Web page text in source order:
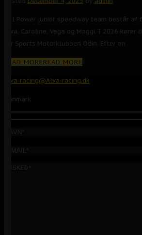
Girl Power junior speedway team består
Alva, Caroline, Vega og Maggi. I 2026 kører
for Sports Motorklubben Odin. Efter en
READ MOREREAD MORE
Alva-racing@Alva-racing.dk
Danmark